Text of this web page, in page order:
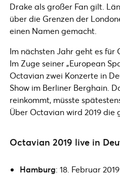
Drake als großer Fan gilt.
über die Grenzen der
einen Namen gemacht.
Im nächsten Jahr geht es für
Im Zuge seiner „European
Octavian zwei Konzerte in
Show im Berliner Berghain.
reinkommt, müsste
Über Octavian wird 2019 die
Octavian 2019 live in
Hamburg: 18. Februar